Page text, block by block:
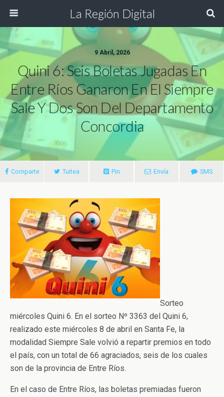
La Región Digital
9 Abril, 2026
Quini 6: Seis Boletas Jugadas En
Entre Ríos Ganaron En El Siempre
Sale Y Dos Son Del Departamento
Concordia
Comparte Tuitea Pin Envía SMS
Sorteo
miércoles Quini 6. En el sorteo Nº 3363 del Quini 6,
realizado este miércoles 8 de abril en Santa Fe, la
modalidad Siempre Sale volvió a repartir premios en todo
el país, con un total de 66 agraciados, seis de los cuales
son de la provincia de Entre Ríos.
En el caso de Entre Ríos, las boletas premiadas fueron